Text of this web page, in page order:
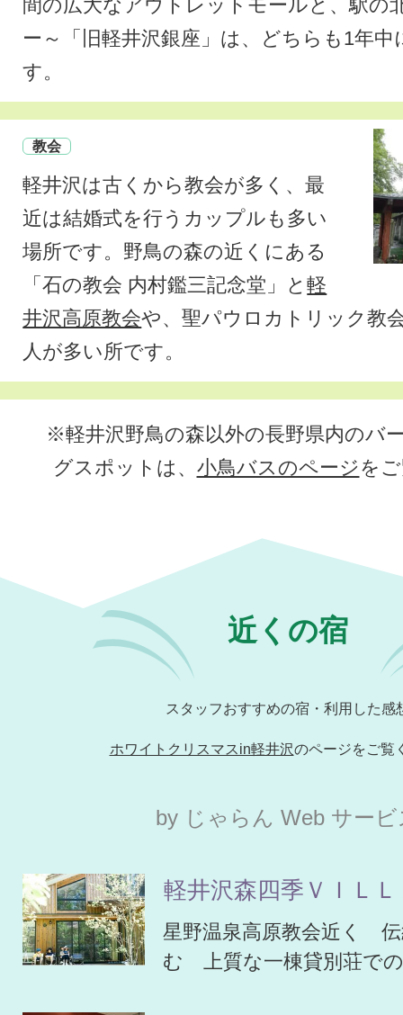
間の広大なアウトレットモールと、駅の
ー～「旧軽井沢銀座」は、どちらも1年
す。
教会
軽井沢は古くから教会が多く、最
近は結婚式を行うカップルも多い
場所です。野鳥の森の近くにある
「石の教会 内村鑑三記念堂」と軽
井沢高原教会や、聖パウロカトリック教
人が多い所です。
※軽井沢野鳥の森以外の長野県内のバ
グスポットは、 小鳥バスのページを
近くの宿
スタッフおすすめの宿・利用した感
ホワイトクリスマスin軽井沢のページをご覧
by じゃらん Web サービ
軽井沢森四季ＶＩＬＬ
星野温泉高原教会近く
む 上質な一棟貸別荘で